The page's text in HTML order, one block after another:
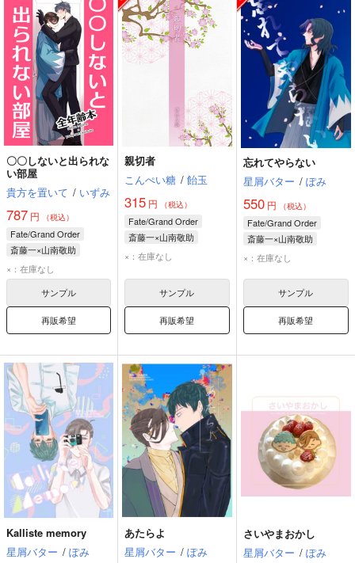
〇〇しないと出られな
い部屋
貴方を置いて / いずみ
787 円 （税込）
Fate/Grand Order
斎藤一×山南敬助
斎藤一
山南敬助
×：在庫なし
サンプル
再販希望
親切者
こんぺい糖 / 飴玉
315 円 （税込）
Fate/Grand Order
斎藤一×山南敬助
斎藤一
山南敬助
×：在庫なし
サンプル
再販希望
忘れてやらない
星屑バター / ぽみ
550円 （税込）
Fate/Grand Order
斎藤一×山南敬助
斎藤一
山南敬助
×：在庫なし
サンプル
再販希望
Kalliste memory
星屑バター / ぽみ
あたらよ
星屑バター / ぽみ
さいやまおかし
星屑バター / ぽみ